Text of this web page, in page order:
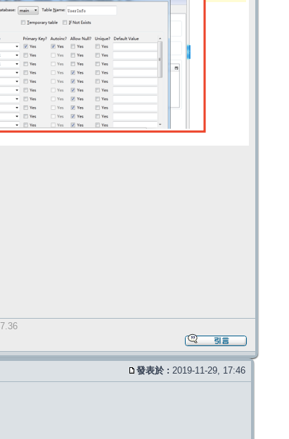
發表於 : 2019-11-29, 17:46